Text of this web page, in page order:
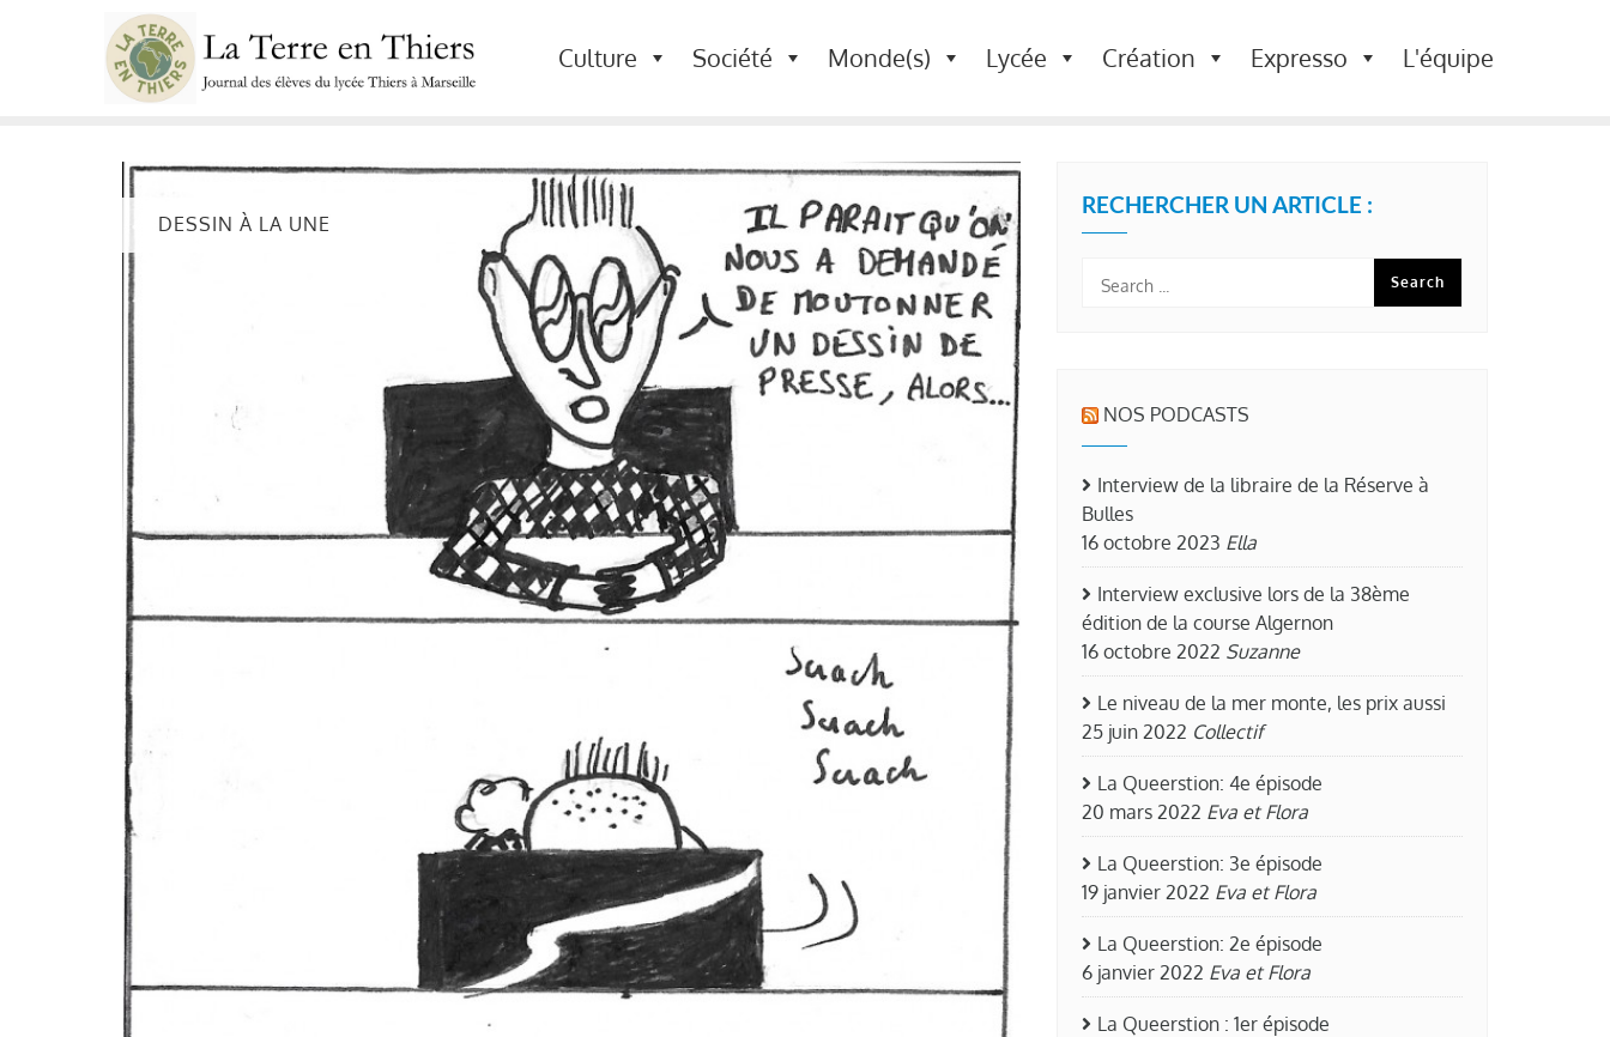
Culture Société Monde(s) Lycée Création Expresso L'équipe
DESSIN À LA UNE
RECHERCHER UN ARTICLE :
NOS PODCASTS
Interview de la libraire de la Réserve à
Bulles
16 octobre 2023 Ella
Interview exclusive lors de la 38ème
édition de la course Algernon
16 octobre 2022 Suzanne
Le niveau de la mer monte, les prix aussi
25 juin 2022 Collectif
La Queerstion: 4e épisode
20 mars 2022 Eva et Flora
La Queerstion: 3e épisode
19 janvier 2022 Eva et Flora
La Queerstion: 2e épisode
6 janvier 2022 Eva et Flora
La Queerstion : 1er épisode